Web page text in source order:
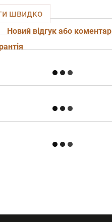
швидко
Новий відгук або коментар